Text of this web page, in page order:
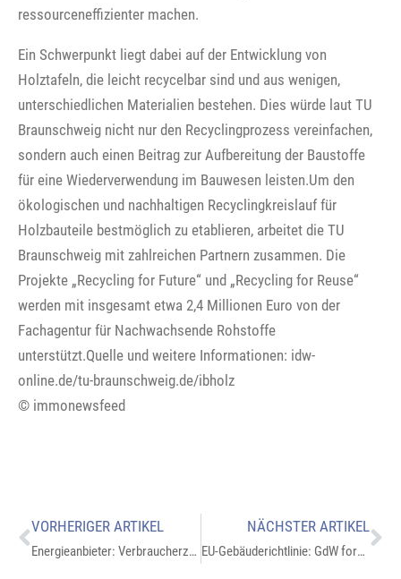
ressourceneffizienter machen.
Ein Schwerpunkt liegt dabei auf der Entwicklung von
Holztafeln, die leicht recycelbar sind und aus wenigen,
unterschiedlichen Materialien bestehen. Dies würde laut TU
Braunschweig nicht nur den Recyclingprozess vereinfachen,
sondern auch einen Beitrag zur Aufbereitung der Baustoffe
für eine Wiederverwendung im Bauwesen leisten.Um den
ökologischen und nachhaltigen Recyclingkreislauf für
Holzbauteile bestmöglich zu etablieren, arbeitet die TU
Braunschweig mit zahlreichen Partnern zusammen. Die
Projekte „Recycling for Future“ und „Recycling for Reuse“
werden mit insgesamt etwa 2,4 Millionen Euro von der
Fachagentur für Nachwachsende Rohstoffe
unterstützt.Quelle und weitere Informationen: idw-
online.de/tu-braunschweig.de/ibholz
© immonewsfeed
VORHERIGER ARTIKEL
Energieanbieter: Verbraucherzentrale warnt vor irreführenden Werbeschreiben
NÄCHSTER ARTIKEL
EU-Gebäuderichtlinie: GdW fordert sozialverträgliche Umsetzung